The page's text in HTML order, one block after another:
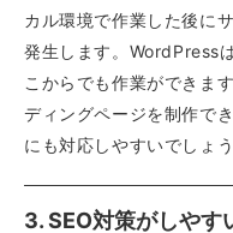
カル環境で作業した後に
発生します。WordPress
こからでも作業ができま
ディングページを制作で
にも対応しやすいでしょう
3. SEO対策がしやす